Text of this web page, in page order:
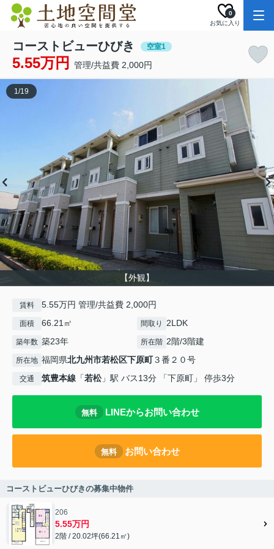
お気に入り
0
コーストビューひびき 空室1
5.55万円 管理/共益費 2,000円
【外観】
1/19
賃料 5.55万円 管理/共益費 2,000円
面積 66.21㎡ 間取り 2LDK
築年数 築23年 所在階 2階/3階建
所在地 福岡県北九州市若松区下原町３番２０号
交通 筑豊本線 「若松」駅 バス13分 「下原町」 停歩3分
無料 LINEからお問い合わせ
無料 お問い合わせ
コーストビューひびきの募集中物件
206
5.55万円
2階 / 20.02坪(66.21㎡)